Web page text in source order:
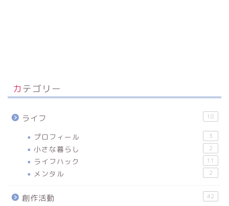
カテゴリー
ライフ 18
プロフィール 3
小さな暮らし 2
ライフハック 11
メンタル 2
創作活動 42